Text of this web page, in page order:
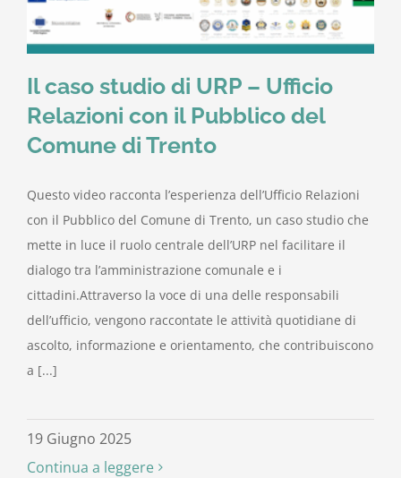
Il caso studio di URP – Ufficio
Relazioni con il Pubblico del
Comune di Trento
Questo video racconta l’esperienza dell’Ufficio Relazioni
con il Pubblico del Comune di Trento, un caso studio che
mette in luce il ruolo centrale dell’URP nel facilitare il
dialogo tra l’amministrazione comunale e i
cittadini.Attraverso la voce di una delle responsabili
dell’ufficio, vengono raccontate le attività quotidiane di
ascolto, informazione e orientamento, che contribuiscono
a [...]
19 Giugno 2025
Continua a leggere